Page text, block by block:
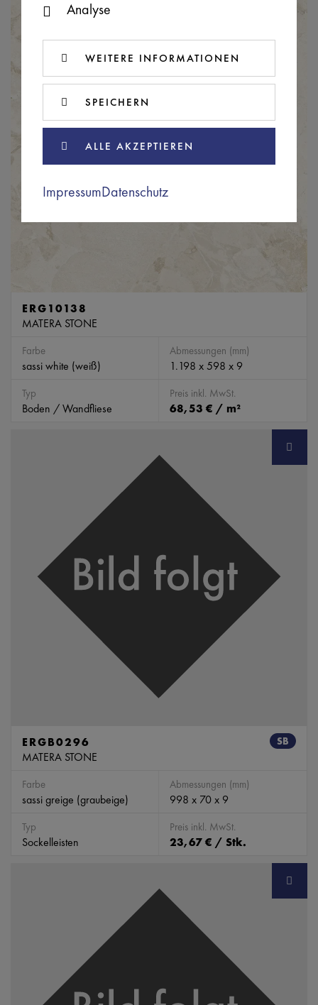
ERG10138
MATERA STONE
Farbe
sassi white (weiß)
Abmessungen (mm)
1.198 x 598 x 9
Typ
Boden / Wandfliese
Preis inkl. MwSt.
68,53 € / m²
SB
ERGB0296
MATERA STONE
Farbe
sassi greige (graubeige)
Abmessungen (mm)
998 x 70 x 9
Typ
Sockelleisten
Preis inkl. MwSt.
23,67 € / Stk.
Analyse
WEITERE INFORMATIONEN
SPEICHERN
ALLE AKZEPTIEREN
ImpressumDatenschutz